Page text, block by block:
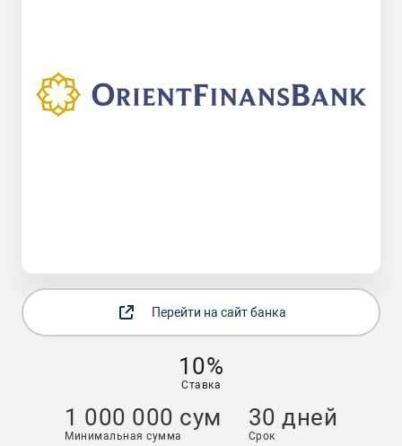
Перейти на сайт банка
10%
Ставка
1 000 000 сум
Минимальная сумма
30 дней
Срок